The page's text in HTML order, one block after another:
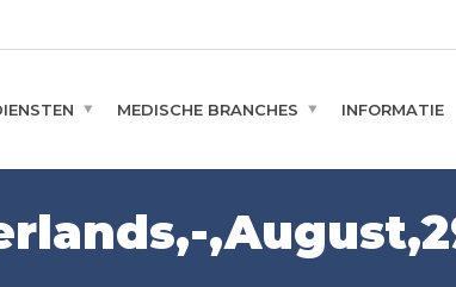
MEDISCHE BRANCHES INFORMATIE